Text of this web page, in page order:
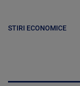
STIRI ECONOMICE